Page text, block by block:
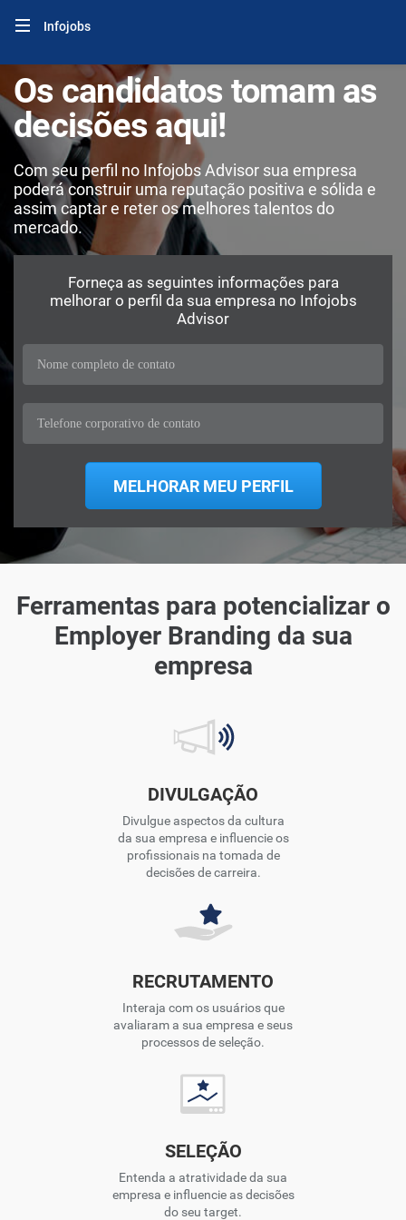
Infojobs
Os candidatos tomam as
decisões aqui!
Com seu perfil no Infojobs Advisor sua empresa
poderá construir uma reputação positiva e sólida e
assim captar e reter os melhores talentos do
mercado.
Forneça as seguintes informações para
melhorar o perfil da sua empresa no Infojobs
Advisor
Ferramentas para potencializar o
Employer Branding da sua
empresa
DIVULGAÇÃO
Divulgue aspectos da cultura
da sua empresa e influencie os
profissionais na tomada de
decisões de carreira.
RECRUTAMENTO
Interaja com os usuários que
avaliaram a sua empresa e seus
processos de seleção.
SELEÇÃO
Entenda a atratividade da sua
empresa e influencie as decisões
do seu target.